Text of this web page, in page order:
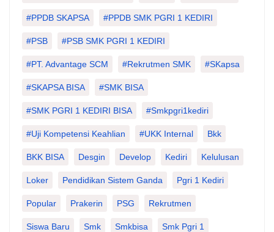
#PPDB SKAPSA #PPDB SMK PGRI 1 KEDIRI
#PSB #PSB SMK PGRI 1 KEDIRI
#PT. Advantage SCM #Rekrutmen SMK #SKapsa
#SKAPSA BISA #SMK BISA
#SMK PGRI 1 KEDIRI BISA #smkpgri1kediri
#Uji Kompetensi Keahlian #UKK Internal Bkk
BKK BISA Desgin Develop Kediri Kelulusan
Loker Pendidikan Sistem Ganda Pgri 1 Kediri
Popular Prakerin PSG Rekrutmen
Siswa Baru Smk Smkbisa Smk Pgri 1